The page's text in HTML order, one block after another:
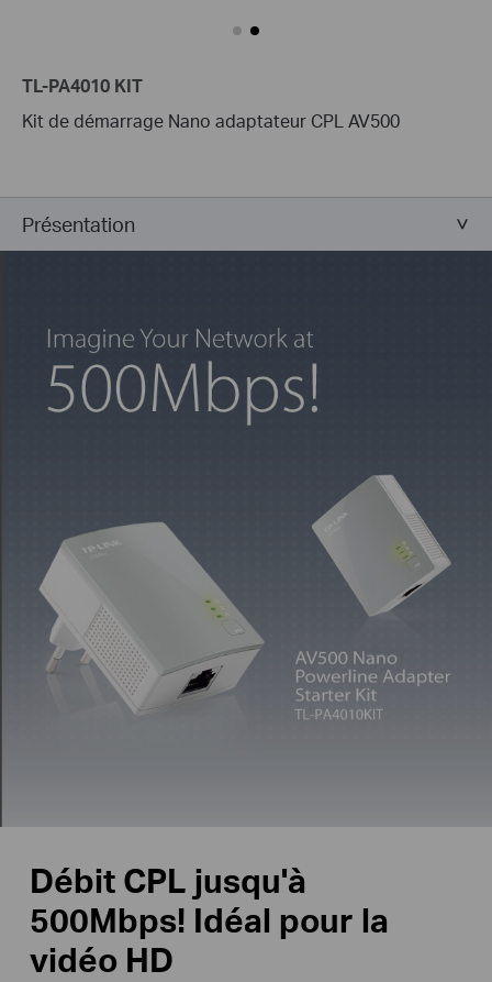
TL-PA4010 KIT
Kit de démarrage Nano adaptateur CPL AV500
Présentation
Débit CPL jusqu'à
500Mbps! Idéal pour la
vidéo HD